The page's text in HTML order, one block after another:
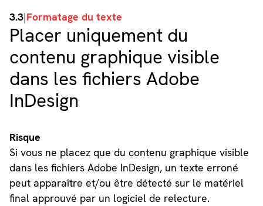
3.3|Formatage du texte
Placer uniquement du
contenu graphique visible
dans les fichiers Adobe
InDesign
Risque
Si vous ne placez que du contenu graphique visible
dans les fichiers Adobe InDesign, un texte erroné
peut apparaître et/ou être détecté sur le matériel
final approuvé par un logiciel de relecture.